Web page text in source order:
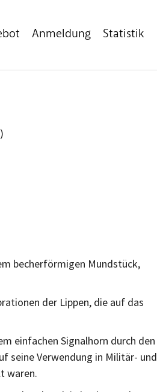
Anmeldung Statistik
becherförmigen Mundstück,
der Lippen, die auf das
einfachen Signalhorn durch den
seine Verwendung in Militär- und
waren.